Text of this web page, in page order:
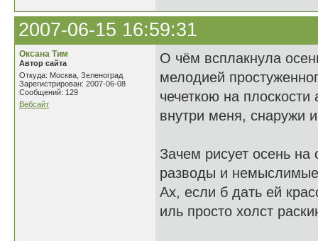
2007-06-15 16:59:31
Оксана Тим
Автор сайта
Откуда: Москва, Зеленоград
Зарегистрирован: 2007-06-08
Сообщений: 129
Вебсайт
О чём всплакнула
мелодией
чечеткою на плоскости
внутри меня, снаружи
Зачем рисует осень на
разводы и
Ах, если б дать ей
иль просто холст